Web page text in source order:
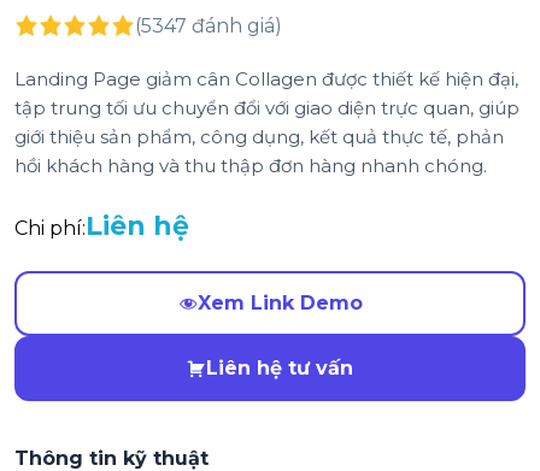
(5347 đánh giá)
Landing Page giảm cân Collagen được thiết kế hiện đại,
tập trung tối ưu chuyển đổi với giao diện trực quan, giúp
giới thiệu sản phẩm, công dụng, kết quả thực tế, phản
hồi khách hàng và thu thập đơn hàng nhanh chóng.
Chi phí:Liên hệ
Xem Link Demo
Liên hệ tư vấn
Thông tin kỹ thuật